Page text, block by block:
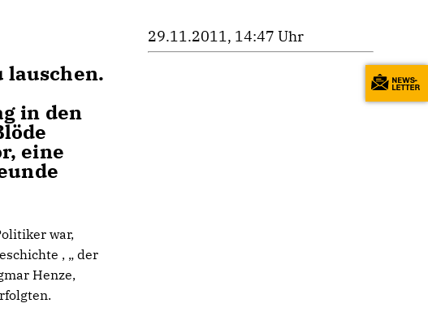
lauschen.
in den
eine
war,
, „ der
Henze,
29.11.2011, 14:47 Uhr